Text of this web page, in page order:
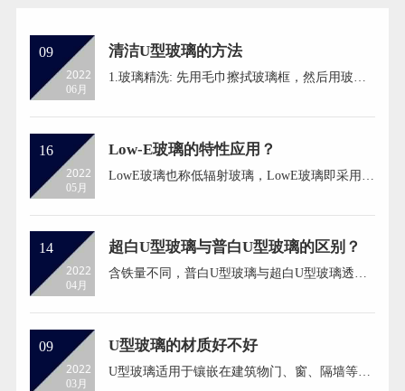
09
2022
06月
清洁U型玻璃的方法
1.玻璃精洗: 先用毛巾擦拭玻璃框，然后用玻璃
的水印必须用玻璃杯擦干净，否则会在玻璃杯上
混合，放在喷雾里，喷在...
16
2022
05月
Low-E玻璃的特性应用？
LowE玻璃也称低辐射玻璃，LowE玻璃即采用直
LowE玻璃具有优异的隔热、保温性能效果。 低
低率内外温差而引起的热传递...
14
2022
04月
超白U型玻璃与普白U型玻璃的区别？
含铁量不同，普白U型玻璃与超白U型玻璃透明
的透光率大约在86%以下；超白U型玻璃是一种
透光率可达91.5%以上。 玻璃的...
09
2022
03月
U型玻璃的材质好不好
U型玻璃适用于镶嵌在建筑物门、窗、隔墙等